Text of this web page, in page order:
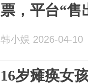
票，平台“售
韩小娱 2026-04-10
16岁瘫痪女